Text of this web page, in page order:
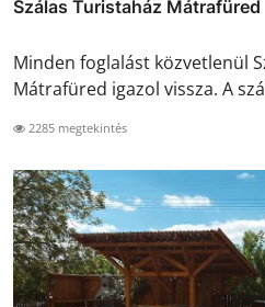
Szálas Turistaház Mátrafüred
Minden foglalást közvetlenül
Mátrafüred igazol vissza. A
2285 megtekintés